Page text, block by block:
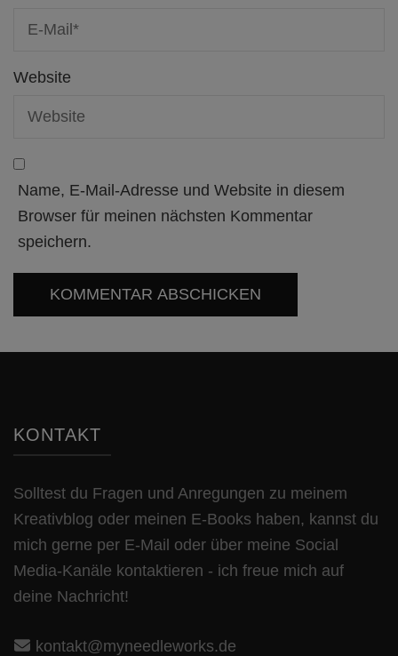
Website
Name, E-Mail-Adresse und Website in diesem
Browser für meinen nächsten Kommentar
speichern.
KONTAKT
Solltest du Fragen und Anregungen zu meinem
Kreativblog oder meinen E-Books haben, kannst du
mich gerne per E-Mail oder über meine Social
Media-Kanäle kontaktieren - ich freue mich auf
deine Nachricht!
kontakt@myneedleworks.de